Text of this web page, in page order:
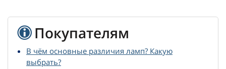
Покупателям
В чём основные различия ламп? Какую
выбрать?